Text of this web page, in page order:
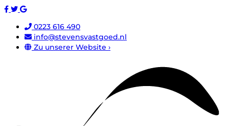
0223 616 490
info@stevensvastgoed.nl
Zu unserer Website ›